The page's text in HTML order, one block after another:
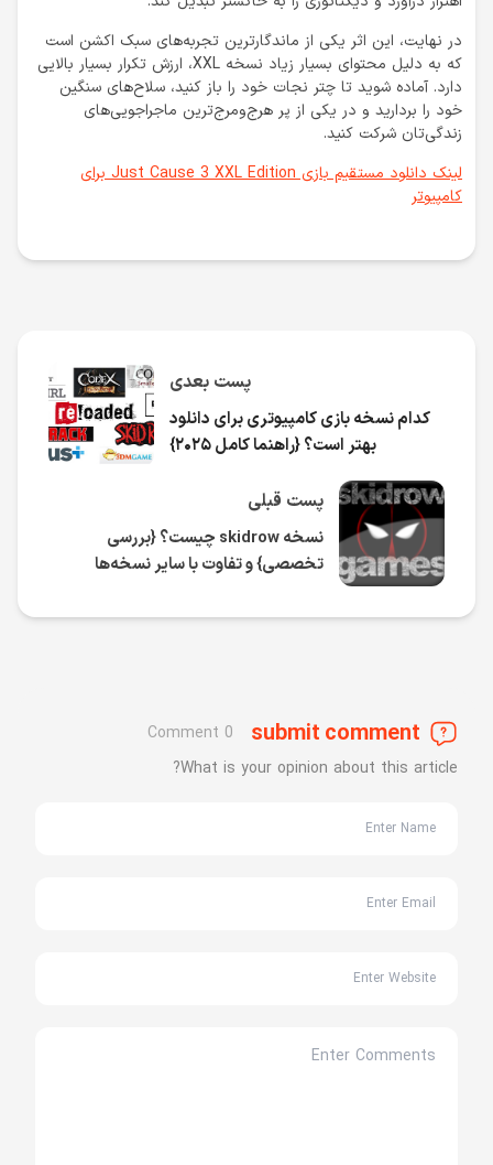
در نهایت، این اثر یکی از ماندگارترین تجربه‌های سبک اکشن است
که به دلیل محتوای بسیار زیاد نسخه XXL، ارزش تکرار بسیار بالایی
دارد. آماده شوید تا چتر نجات خود را باز کنید، سلاح‌های سنگین
خود را بردارید و در یکی از پر هرج‌ومرج‌ترین ماجراجویی‌های
زندگی‌تان شرکت کنید.
لینک دانلود مستقیم بازی Just Cause 3 XXL Edition برای
کامپیوتر
پست قبلی
نسخه skidrow چیست؟ {بررسی
تخصصی} و تفاوت با سایر نسخه‌ها
پست بعدی
کدام نسخه بازی کامپیوتری برای دانلود
بهتر است؟ {راهنما کامل ۲۰۲۵}
submit comment
0 Comment
What is your opinion about this article?